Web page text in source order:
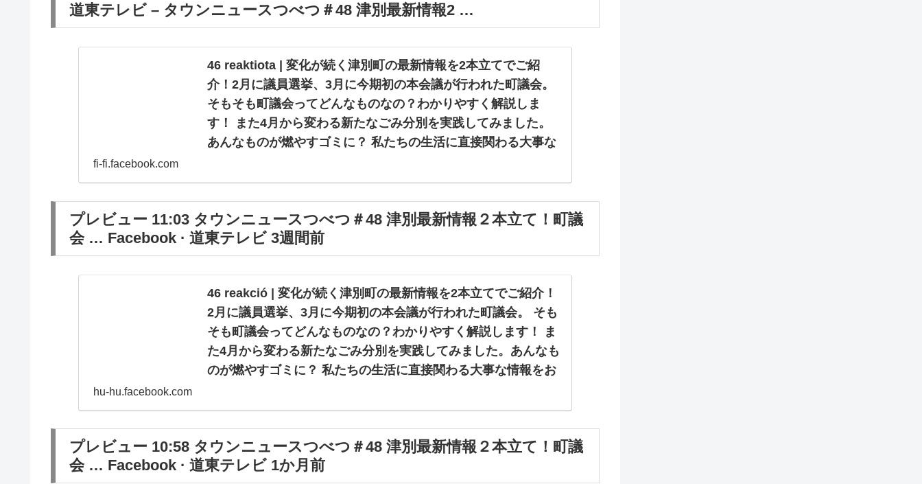
道東テレビ – タウンニュースつべつ＃48 津別最新情報2 …
46 reaktiota | 変化が続く津別町の最新情報を2本立てでご紹
介！2月に議員選挙、3月に今期初の本会議が行われた町議会。
そもそも町議会ってどんなものなの？わかりやすく解説しま
す！ また4月から変わる新たなごみ分別を実践してみました。
あんなものが燃やすゴミに？ 私たちの生活に直接関わる大事な
税はこちらから ふるさとチョイス https://www.furusato-
tax.jp/city/product/01544 楽天
https://www.rakuten.co.jp/f015440-tsubetsu/ ～過去のタウン
ニュースつべつ 給食特集 https://youtu.be/9RsyujZCEDM 農
業最前線 いもたま特集 https://youtu.be/RFIVhbV8lUE 夏の
観光特集 https://youtu.be/50Axg0XX4RY 地域おこし協力隊
特集 https://youtu.be/uFy3MvvqETI 空き家利活用特集
https://youtu.be/3uwPKx_stGo ふるさと納税特集
https://youtu.be/_JoIDIRmq34 ★タウンニュースつべつと
は？？ 北海道網走郡津別町役場から発信する町の広報番組。役
場職員がキャスターを務め、さらにテーマ音楽も役場職員制作
お届けする、町民を元気にできる番組を目指します。 制作は津
別町役場と株式会社道東テレビが共同で行っています。 制作：
津別町 https://www.town.tsubetsu.hokkaido.jp/ 道東テレ
ビ http://doutou.tv/ 音楽制作：miyata-company
fi-fi.facebook.com
プレビュー 11:03 タウンニュースつべつ＃48 津別最新情報２本立て！町議
会 … Facebook · 道東テレビ 3週間前
46 reakció | 変化が続く津別町の最新情報を2本立てでご紹介！
2月に議員選挙、3月に今期初の本会議が行われた町議会。 そも
そも町議会ってどんなものなの？わかりやすく解説します！ ま
た4月から変わる新たなごみ分別を実践してみました。あんなも
のが燃やすゴミに？ 私たちの生活に直接関わる大事な情報をお
らから ふるさとチョイス https://www.furusato-
tax.jp/city/product/01544 楽天
https://www.rakuten.co.jp/f015440-tsubetsu/ ～過去のタウン
ニュースつべつ 給食特集 https://youtu.be/9RsyujZCEDM 農
hu-hu.facebook.com
プレビュー 10:58 タウンニュースつべつ＃48 津別最新情報２本立て！町議
会 … Facebook · 道東テレビ 1か月前